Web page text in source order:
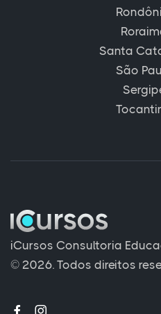
Santa
São
iCursos Consultoria
© 2026. Todos direitos